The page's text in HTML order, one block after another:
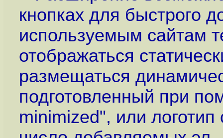
кнопках для быстрого
используемым сайтам
отображаться
размещаться
подготовленный при
minimized", или